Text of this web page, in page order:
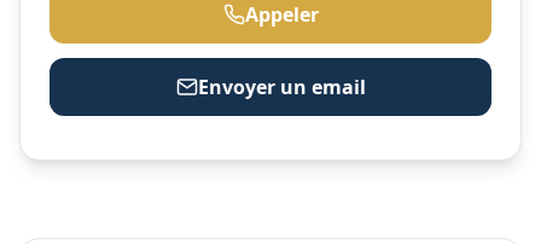
Appeler
Envoyer un email